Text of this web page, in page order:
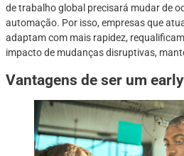
de trabalho global precisará mudar de
automação. Por isso, empresas que
adaptam com mais rapidez,
impacto de mudanças disruptivas,
Vantagens de ser um